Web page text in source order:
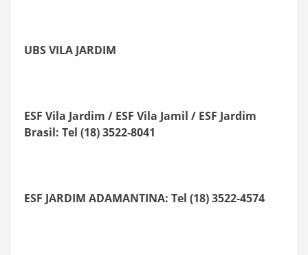
UBS VILA JARDIM
ESF Vila Jardim / ESF Vila Jamil / ESF Jardim
Brasil: Tel (18) 3522-8041
ESF JARDIM ADAMANTINA: Tel (18) 3522-4574